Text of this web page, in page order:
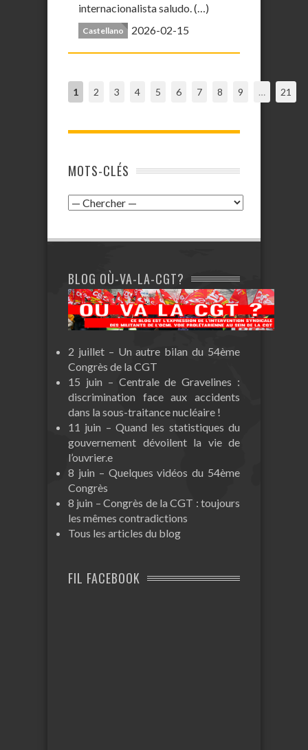
internacionalista saludo. (…)
Castellano 2026-02-15
1 2 3 4 5 6 7 8 9 … 21
MOTS-CLÉS
BLOG OÙ-VA-LA-CGT?
2 juillet – Un autre bilan du 54ème
Congrès de la CGT
15 juin – Centrale de Gravelines :
discrimination face aux accidents
dans la sous-traitance nucléaire !
11 juin – Quand les statistiques du
gouvernement dévoilent la vie de
l’ouvrier.e
8 juin – Quelques vidéos du 54ème
Congrès
8 juin – Congrès de la CGT : toujours
les mêmes contradictions
Tous les articles du blog
FIL FACEBOOK